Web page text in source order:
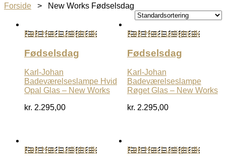
Forside > New Works Fødselsdag
Køb Hos Luxlight.dk
Fødselsdag
Karl-Johan
Badeværelseslampe Hvid
Opal Glas – New Works
kr. 2.295,00
Køb Hos Luxlight.dk
Fødselsdag
Karl-Johan
Badeværelseslampe
Røget Glas – New Works
kr. 2.295,00
Køb Hos Luxlight.dk Køb Hos Luxlight.dk